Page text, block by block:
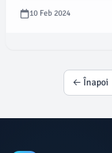
bărbatul a intrat în
multe focuri de armă
10 Feb 2024
← Înapoi